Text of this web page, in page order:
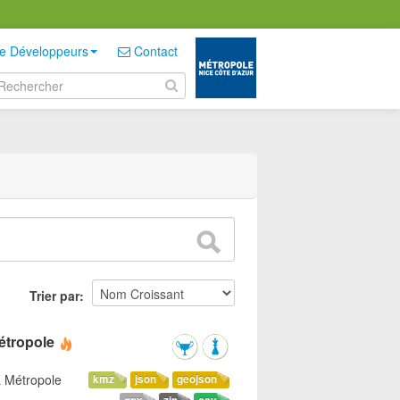
Développeurs Contact
Trier par
geojson
json
kmz
Métropole